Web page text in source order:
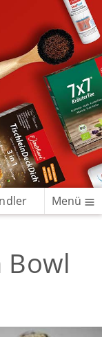
Menü
Bowl